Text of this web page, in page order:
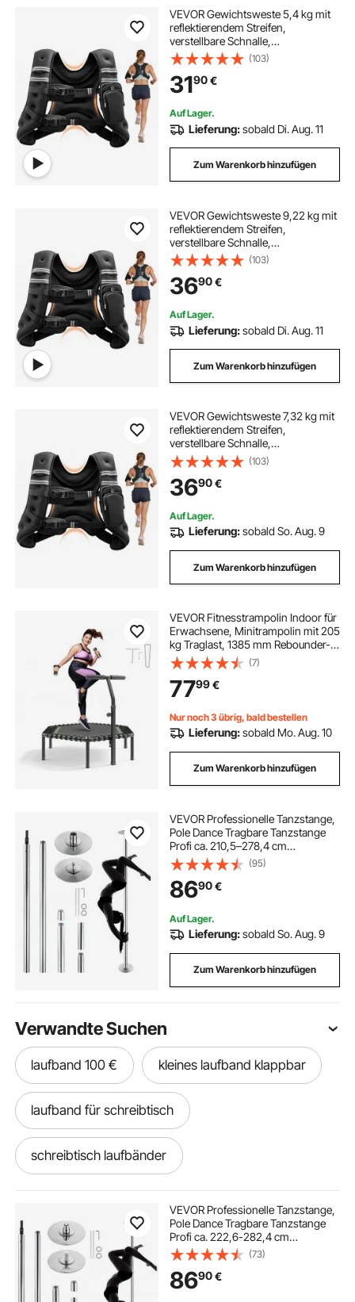
VEVOR Gewichtsweste 5,4 kg mit
reflektierendem Streifen,
verstellbare Schnalle,
Körpergewichtsweste für Männer
und Frauen, Trainingsgerät für
Krafttraining Laufen Joggen Fitness
Gewichtsverlust
(103)
3190€
Auf Lager.
Lieferung:sobald Di. Aug. 11
Zum Warenkorb hinzufügen
VEVOR Gewichtsweste 9,22 kg mit
reflektierendem Streifen,
verstellbare Schnalle,
Körpergewichtsweste für Männer
und Frauen, Trainingsgerät für
Krafttraining Laufen Joggen Fitness
Gewichtsverlust
(103)
3690€
Auf Lager.
Lieferung:sobald Di. Aug. 11
Zum Warenkorb hinzufügen
VEVOR Gewichtsweste 7,32 kg mit
reflektierendem Streifen,
verstellbare Schnalle,
Körpergewichtsweste für Männer
und Frauen, Trainingsgerät für
Krafttraining Laufen Joggen Fitness
Gewichtsverlust
(103)
3690€
Auf Lager.
Lieferung:sobald So. Aug. 9
Zum Warenkorb hinzufügen
VEVOR Fitnesstrampolin Indoor für
Erwachsene, Minitrampolin mit 205
kg Traglast, 1385 mm Rebounder-
Trampolin mit 3-stufig
Höhenverstellbarem Haltegriff und
Schaumstoffgriff, Heimtrainer
Sportgerät
(7)
7799€
Nur noch 3 übrig, bald bestellen
Lieferung:sobald Mo. Aug. 10
Zum Warenkorb hinzufügen
VEVOR Professionelle Tanzstange,
Pole Dance Tragbare Tanzstange
Profi ca. 210,5–278,4 cm
Höhenverstellbare Abnehmbare
Fitnessstange Spinning Fitness
Silber, Tanzstange Fitnessstudios,
Club, Party
(95)
8690€
Auf Lager.
Lieferung:sobald So. Aug. 9
Zum Warenkorb hinzufügen
Verwandte Suchen
laufband 100 € kleines laufband klappbar
laufband für schreibtisch
schreibtisch laufbänder
walking laufband das laufband
laufband wie lange laufbände
VEVOR Professionelle Tanzstange,
Pole Dance Tragbare Tanzstange
Profi ca. 222,6-282,4 cm
Höhenverstellbare Abnehmbare
Fitnessstange Spinning Fitness
Silber, Tanzstange Fitnessstudios,
Club, Party
(73)
8690€